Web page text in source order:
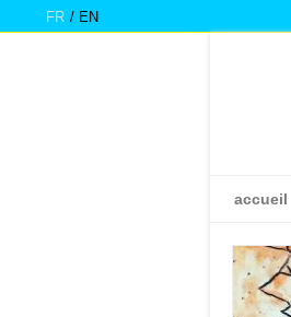
FR EN
accueil
Pages